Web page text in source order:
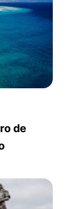
de